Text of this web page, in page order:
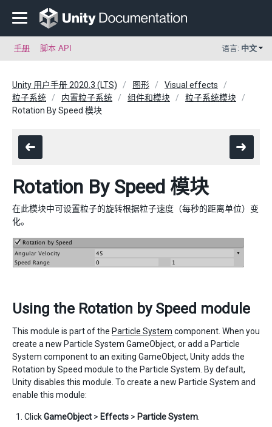
手册 脚本 API 语言: 中文
Unity 用户手册 2020.3 (LTS) 图形
Visual effects
粒子系统
内置粒子系统 组件和模块
粒子系统模块
Rotation By Speed 模块
Rotation By Speed 模块
在此模块中可设置粒子的旋转根据粒子速度（每秒的距离单位）变
化。
Using the Rotation by Speed module
This module is part of the Particle System component. When you
create a new Particle System GameObject, or add a Particle
System component to an exiting GameObject, Unity adds the
Rotation by Speed module to the Particle System. By default,
Unity disables this module. To create a new Particle System and
enable this module:
ClickGameObject > Effects > Particle System